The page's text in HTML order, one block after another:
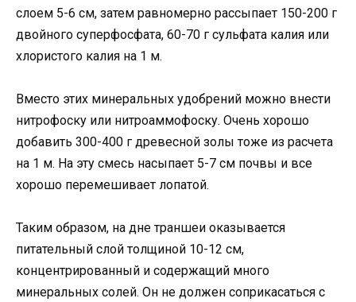
слоем 5-6 см, затем равномерно рассыпает 150-200 г
двойного суперфосфата, 60-70 г сульфата калия или
хлористого калия на 1 м.
Вместо этих минеральных удобрений можно внести
нитрофоску или нитроаммофоску. Очень хорошо
добавить 300-400 г древесной золы тоже из расчета
на 1 м. На эту смесь насыпает 5-7 см почвы и все
хорошо перемешивает лопатой.
Таким образом, на дне траншеи оказывается
питательный слой толщиной 10-12 см,
концентрированный и содержащий много
минеральных солей. Он не должен соприкасаться с